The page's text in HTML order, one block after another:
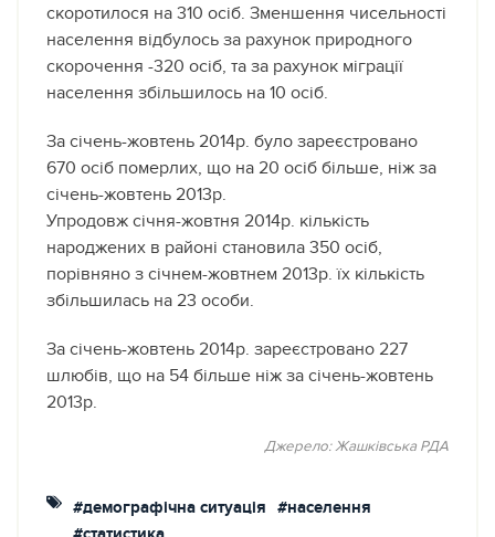
скоротилося на 310 осіб. Зменшення чисельності
населення відбулось за рахунок природного
скорочення -320 осіб, та за рахунок міграції
населення збільшилось на 10 осіб.
За січень-жовтень 2014р. було зареєстровано
670 осіб померлих, що на 20 осіб більше, ніж за
січень-жовтень 2013р.
Упродовж січня-жовтня 2014р. кількість
народжених в районі становила 350 осіб,
порівняно з січнем-жовтнем 2013р. їх кількість
збільшилась на 23 особи.
За січень-жовтень 2014р. зареєстровано 227
шлюбів, що на 54 більше ніж за січень-жовтень
2013р.
Джерело: Жашківська РДА
#демографічна ситуація
#населення